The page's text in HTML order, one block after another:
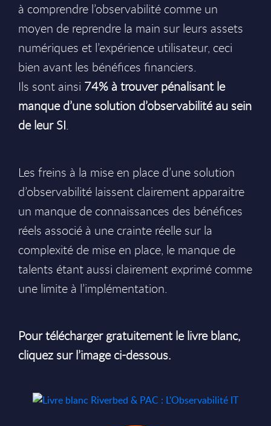
à comprendre l’observabilité comme un
moyen de reprendre la main sur leurs assets
numériques et l’expérience utilisateur, ceci
bien avant les bénéfices financiers.
Ils sont ainsi 74% à trouver pénalisant le
manque d’une solution d’observabilité au sein
de leur SI.
Les freins à la mise en place d’une solution
d’observabilité laissent clairement apparaitre
un manque de connaissances des bénéfices
réels associé à une crainte réelle sur la
complexité de mise en place, le manque de
talents étant aussi clairement exprimé comme
une limite à l’implémentation.
Pour télécharger gratuitement le livre blanc,
cliquez sur l’image ci-dessous.